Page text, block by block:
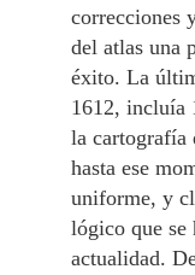
correcciones
del atlas una
éxito. La
1612, incluía
la cartografía
hasta ese
uniforme, y
lógico que se
actualidad.